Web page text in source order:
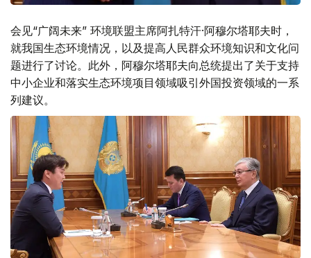
会见“广阔未来” 环境联盟主席阿扎特汗·阿穆尔塔耶夫时，
就我国生态环境情况，以及提高人民群众环境知识和文化问
题进行了讨论。此外，阿穆尔塔耶夫向总统提出了关于支持
中小企业和落实生态环境项目领域吸引外国投资领域的一系
列建议。